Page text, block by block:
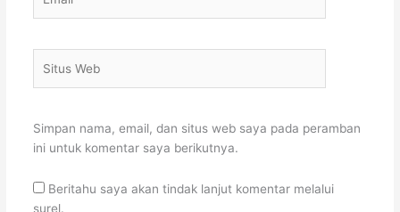
Web
Simpan nama, email, dan situs web saya pada peramban
ini untuk komentar saya berikutnya.
Beritahu saya akan tindak lanjut komentar melalui
surel.